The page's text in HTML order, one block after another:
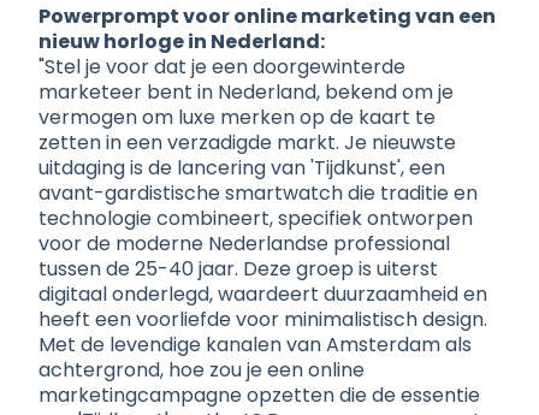
Powerprompt voor online marketing van een
nieuw horloge in Nederland:
"Stel je voor dat je een doorgewinterde
marketeer bent in Nederland, bekend om je
vermogen om luxe merken op de kaart te
zetten in een verzadigde markt. Je nieuwste
uitdaging is de lancering van 'Tijdkunst', een
avant-gardistische smartwatch die traditie en
technologie combineert, specifiek ontworpen
voor de moderne Nederlandse professional
tussen de 25-40 jaar. Deze groep is uiterst
digitaal onderlegd, waardeert duurzaamheid en
heeft een voorliefde voor minimalistisch design.
Met de levendige kanalen van Amsterdam als
achtergrond, hoe zou je een online
marketingcampagne opzetten die de essentie